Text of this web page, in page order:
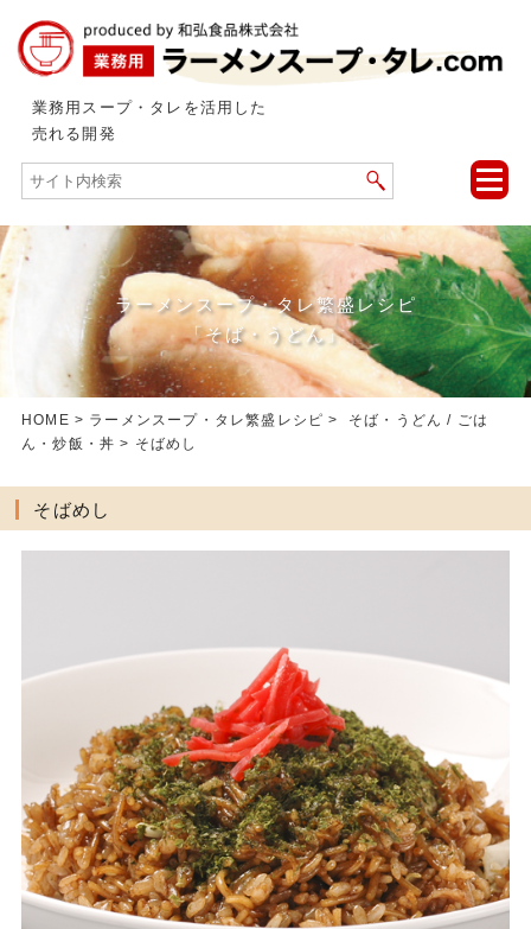
業務用スープ・タレを活用した
売れる開発
toggle
ラーメンスープ・タレ繁盛レシピ
「そば・うどん」
HOME > ラーメンスープ・タレ繁盛レシピ > そば・うどん / ごは
ん・炒飯・丼 > そばめし
そばめし